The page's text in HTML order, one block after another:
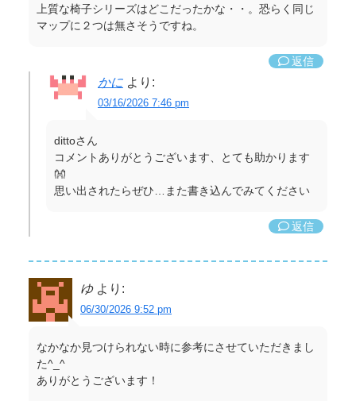
上質な椅子シリーズはどこだったかな・・。恐らく同じ
マップに２つは無さそうですね。
返信
かに より:
03/16/2026 7:46 pm
dittoさん
コメントありがとうございます、とても助かります
👐
思い出されたらぜひ…また書き込んでみてください
返信
ゆ より:
06/30/2026 9:52 pm
なかなか見つけられない時に参考にさせていただきまし
た^_^
ありがとうございます！